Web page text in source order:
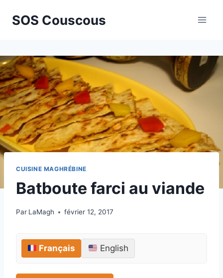
SOS Couscous
CUISINE MAGHRÉBINE
Batboute farci au viande
Par LaMagh février 12, 2017
Français English